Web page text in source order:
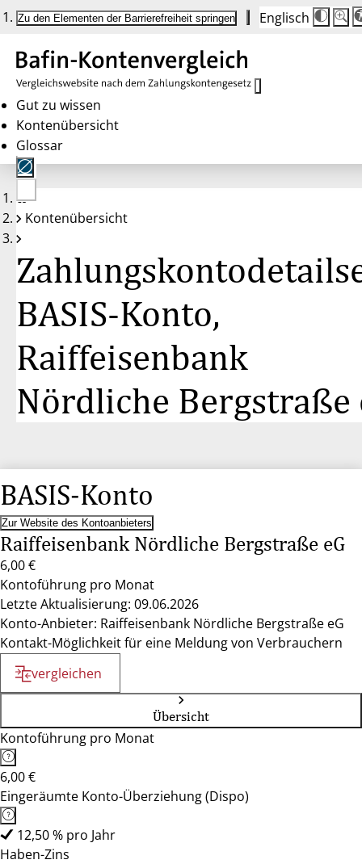
Zu den Elementen der Barrierefreiheit springen Englisch
Die
auf
100
100
Gut zu wissen
Kontenübersicht
Glossar
Keine
Konten
Kontenübersicht
BASIS-Konto,
Raiffeisenbank
Nördliche Bergstraße
BASIS-Konto
Zur Website des Kontoanbieters
Raiffeisenbank Nördliche Bergstraße eG
6,00 €
Kontoführung pro Monat
Letzte Aktualisierung: 09.06.2026
Konto-Anbieter: Raiffeisenbank Nördliche Bergstraße eG
Kontakt-Möglichkeit für eine Meldung von Verbrauchern
vergleichen
Übersicht
Kontoführung pro Monat
6,00 €
Eingeräumte Konto-Überziehung (Dispo)
12,50 % pro Jahr
Haben-Zins